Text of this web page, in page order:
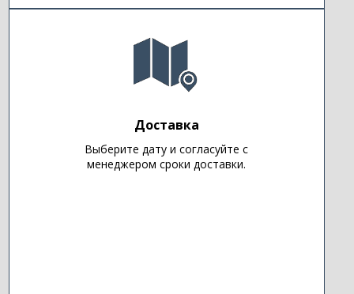
Доставка
Выберите дату и согласуйте с
менеджером сроки доставки.